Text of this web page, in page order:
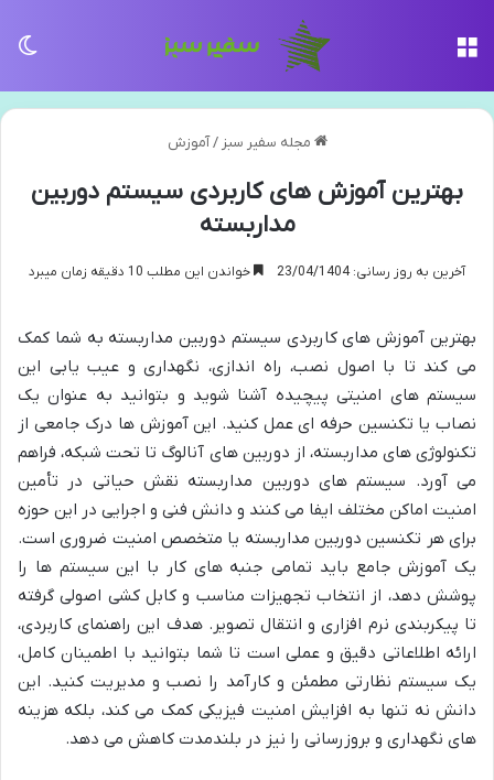
مجله سفیر سبز / آموزش
بهترین آموزش های کاربردی سیستم دوربین
مداربسته
آخرین به روز رسانی: 23/04/1404 خواندن این مطلب 10 دقیقه زمان میبرد
بهترین آموزش های کاربردی سیستم دوربین مداربسته به شما کمک
می کند تا با اصول نصب، راه اندازی، نگهداری و عیب یابی این
سیستم های امنیتی پیچیده آشنا شوید و بتوانید به عنوان یک
نصاب یا تکنسین حرفه ای عمل کنید. این آموزش ها درک جامعی از
تکنولوژی های مداربسته، از دوربین های آنالوگ تا تحت شبکه، فراهم
می آورد. سیستم های دوربین مداربسته نقش حیاتی در تأمین
امنیت اماکن مختلف ایفا می کنند و دانش فنی و اجرایی در این حوزه
برای هر تکنسین دوربین مداربسته یا متخصص امنیت ضروری است.
یک آموزش جامع باید تمامی جنبه های کار با این سیستم ها را
پوشش دهد، از انتخاب تجهیزات مناسب و کابل کشی اصولی گرفته
تا پیکربندی نرم افزاری و انتقال تصویر. هدف این راهنمای کاربردی،
ارائه اطلاعاتی دقیق و عملی است تا شما بتوانید با اطمینان کامل،
یک سیستم نظارتی مطمئن و کارآمد را نصب و مدیریت کنید. این
دانش نه تنها به افزایش امنیت فیزیکی کمک می کند، بلکه هزینه
های نگهداری و بروزرسانی را نیز در بلندمدت کاهش می دهد.